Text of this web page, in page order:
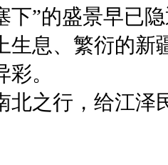
下”的盛景早已
生息、繁衍的新
。
北之行，给江